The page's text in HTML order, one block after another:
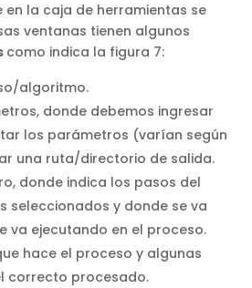
la caja de herramientas se
ventanas tienen algunos
como indica la figura 7:
algoritmo.
donde debemos ingresar
los parámetros (varían según
una ruta/directorio de salida.
donde indica los pasos del
seleccionados y donde se va
va ejecutando en el proceso.
hace el proceso y algunas
correcto procesado.